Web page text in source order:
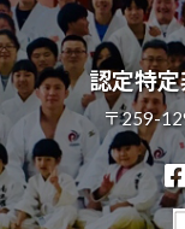
8
認定特
〒259-